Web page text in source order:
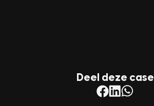
Deel deze case